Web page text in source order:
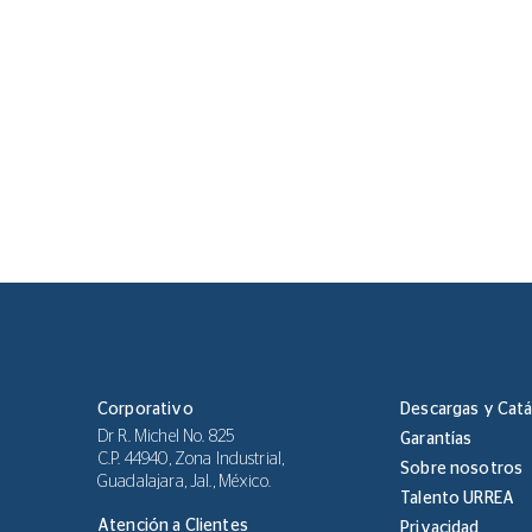
Corporativo
Dr R. Michel No. 825
C.P. 44940, Zona Industrial,
Guadalajara, Jal., México.
Atención a Clientes
Descargas y
Garantías
Sobre nosotros
Talento URREA
Privacidad